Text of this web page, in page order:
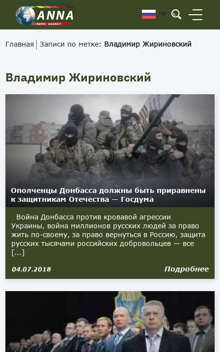
Главная Записи по метке: Владимир Жириновский
Владимир Жириновский
Ополченцы Донбасса должны быть приравнены
к защитникам Отечества — Госдума
Война Донбасса против кровавой агрессии
Украины, война миллионов русских людей за право
жить по-своему, за право вернуться в Россию, защита
русских тысячами российских добровольцев — все
[...]
04.07.2018 Подробнее